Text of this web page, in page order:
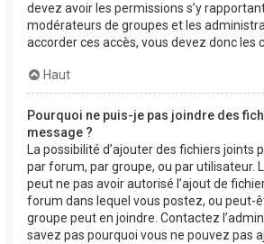
devez avoir les permissions s’y
modérateurs de groupes et les
accorder ces accès, vous devez donc les
Haut
Pourquoi ne puis-je pas joindre des
message ?
La possibilité d’ajouter des fichiers joints
par forum, par groupe, ou par utilisateur.
peut ne pas avoir autorisé l’ajout de
forum dans lequel vous postez, ou peut-
groupe peut en joindre. Contactez
savez pas pourquoi vous ne pouvez pas